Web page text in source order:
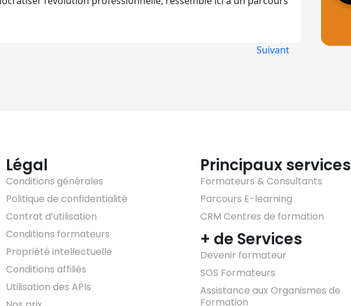
Suivant
Légal
Conditions générales
Politique de confidentialité
Contrat d’utilisation
Conditions formateurs
Propriété intellectuelle
Conditions affiliés
Utilisation des APIs
Principaux services
Formateurs & Consultants
Parcours E-learning
CRM Centres de formation
+ de Services
Devenir formateur
SOS Formateurs
Assistance aux Organismes de
Formation